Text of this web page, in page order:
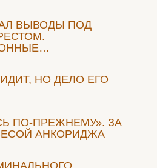
ВЫВОДЫ ПОД
НО ДЕЛО ЕГО
ПО-ПРЕЖНЕМУ». ЗА
АНКОРИДЖА